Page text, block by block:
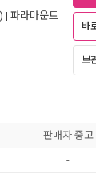
| 파라마운트
바
보
판매자 중고
-